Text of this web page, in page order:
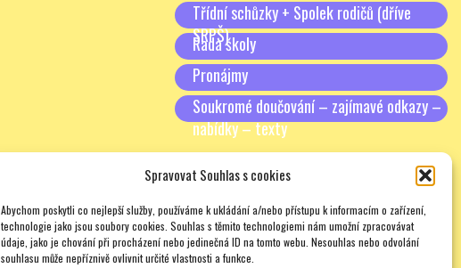
Spravovat Souhlas s cookies
Abychom poskytli co nejlepší služby, používáme k ukládání a/nebo přístupu k informacím o zařízení,
technologie jako jsou soubory cookies. Souhlas s těmito technologiemi nám umožní zpracovávat
údaje, jako je chování při procházení nebo jedinečná ID na tomto webu. Nesouhlas nebo odvolání
souhlasu může nepříznivě ovlivnit určité vlastnosti a funkce.
Třídní schůzky + Spolek rodičů (dříve
SRPŠ)
Rada školy
Pronájmy
Soukromé doučování – zajímavé odkazy –
nabídky – texty